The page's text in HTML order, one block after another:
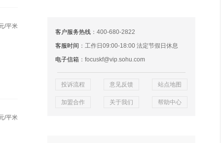
/平米
/平米
客户服务热线 ：400-680-2822
客服时间 ：工作日09:00-18:00 法定节假日休息
电子信箱 ：focuskf@vip.sohu.com
投诉流程 意见反馈 站点地图
加盟合作 关于我们 帮助中心